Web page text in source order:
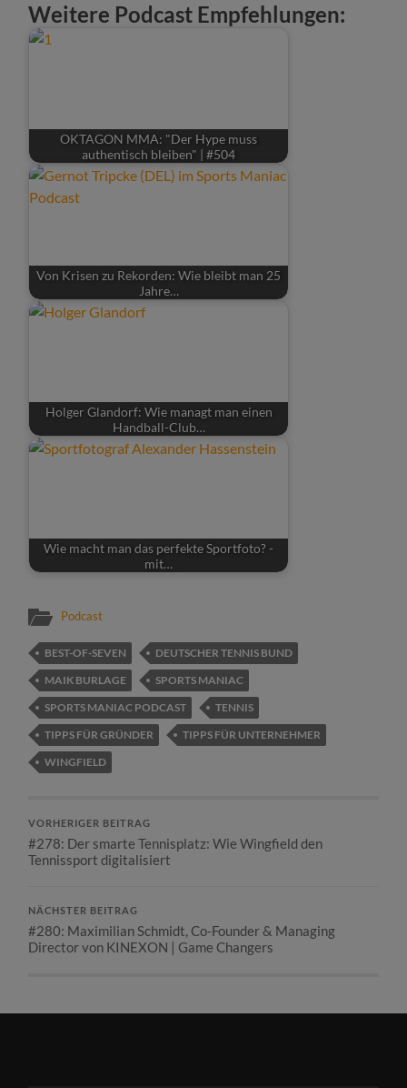
Weitere Podcast Empfehlungen:
OKTAGON MMA: "Der Hype muss
authentisch bleiben" | #504
Von Krisen zu Rekorden: Wie bleibt man 25
Jahre…
Holger Glandorf: Wie managt man einen
Handball-Club…
Wie macht man das perfekte Sportfoto? -
mit…
Podcast
BEST-OF-SEVEN
DEUTSCHER TENNIS BUND
MAIK BURLAGE
SPORTS MANIAC
SPORTS MANIAC PODCAST
TENNIS
TIPPS FÜR GRÜNDER
TIPPS FÜR UNTERNEHMER
WINGFIELD
VORHERIGER BEITRAG
#278: Der smarte Tennisplatz: Wie Wingfield den
Tennissport digitalisiert
NÄCHSTER BEITRAG
#280: Maximilian Schmidt, Co-Founder & Managing
Director von KINEXON | Game Changers